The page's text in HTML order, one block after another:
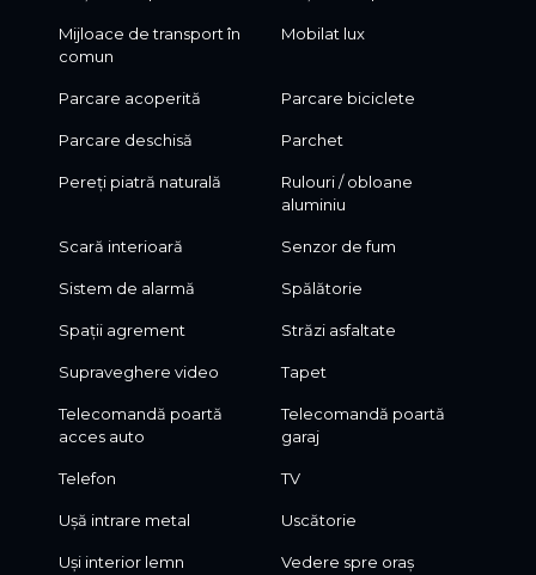
Mijloace de transport în
comun
Mobilat lux
Parcare acoperită Parcare biciclete
Parcare deschisă Parchet
Pereți piatră naturală
Rulouri / obloane
aluminiu
Scară interioară Senzor de fum
Sistem de alarmă Spălătorie
Spații agrement Străzi asfaltate
Supraveghere video Tapet
Telecomandă poartă
acces auto
Telecomandă poartă
garaj
Telefon TV
Ușă intrare metal Uscătorie
Uși interior lemn Vedere spre oraș